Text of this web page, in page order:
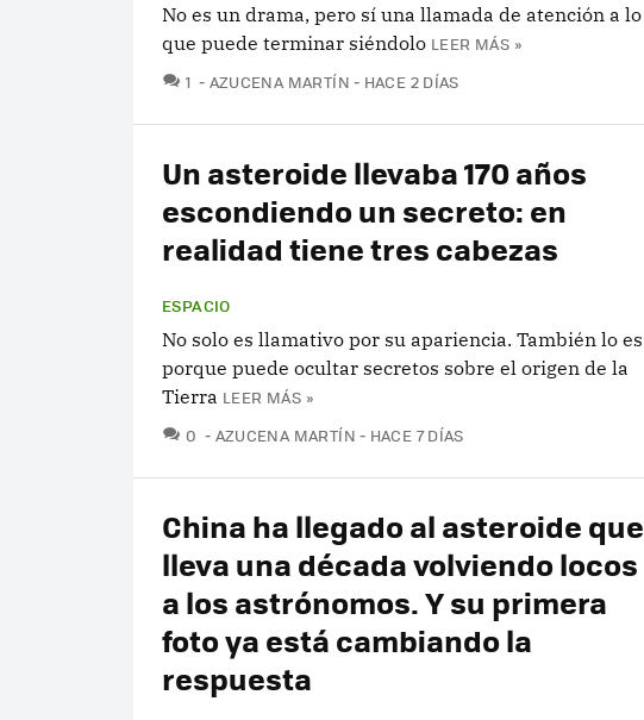
No es un drama, pero sí una llamada de atención a lo
que puede terminar siéndolo LEER MÁS »
1 COMENTARIOS
AZUCENA MARTÍN HACE 2 DÍAS
Un asteroide llevaba 170 años
escondiendo un secreto: en
realidad tiene tres cabezas
ESPACIO
No solo es llamativo por su apariencia. También lo es
porque puede ocultar secretos sobre el origen de la
Tierra LEER MÁS »
0 COMENTARIOS
AZUCENA MARTÍN HACE 7 DÍAS
China ha llegado al asteroide que
lleva una década volviendo locos
a los astrónomos. Y su primera
foto ya está cambiando la
respuesta